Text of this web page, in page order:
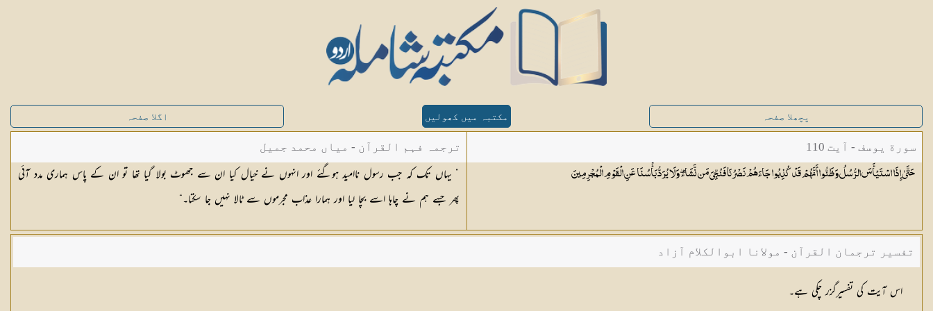
پچھلا صفحہ مکتبہ میں کھولیں اگلا صفحہ
سورة یوسف - آیت 110
حَتَّىٰ إِذَا اسْتَيْأَسَ الرُّسُلُ وَظَنُّوا أَنَّهُمْ قَدْ كُذِبُوا جَاءَهُمْ نَصْرُنَا فَنُجِّيَ مَن نَّشَاءُ ۖ وَلَا يُرَدُّ بَأْسُنَا عَنِ الْقَوْمِالْمُجْرِمِينَ
ترجمہ فہم القرآن - میاں محمد جمیل
” یہاں تک کہ جب رسول ناامید ہوگئے اور انہوں نے خیال کیا ان سے جھوٹ بولا گیا تھا تو ان کے پاس ہماری مدد آئی
پھر جسے ہم نے چاہا اسے بچا لیا اور ہمارا عذاب مجرموں سے ٹالا نہیں جا سکتا۔“
تفسیر ترجمان القرآن - مولانا ابوالکلام آزاد
اس آیت کی تفسیرگزر چکی ہے۔